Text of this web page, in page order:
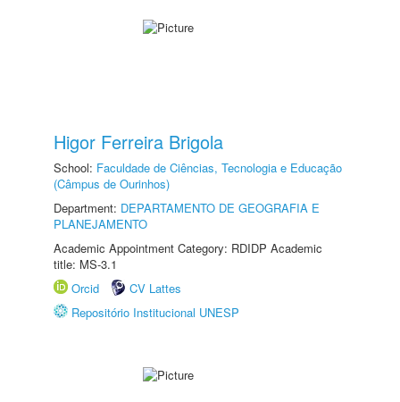
Higor Ferreira Brigola
School: Faculdade de Ciências, Tecnologia e Educação
(Câmpus de Ourinhos)
Department: DEPARTAMENTO DE GEOGRAFIA E
PLANEJAMENTO
Academic Appointment Category: RDIDP Academic
title: MS-3.1
Orcid
CV Lattes
Repositório Institucional UNESP